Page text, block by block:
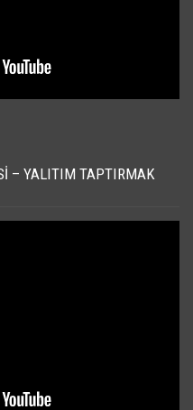
– YALITIM TAPTIRMAK